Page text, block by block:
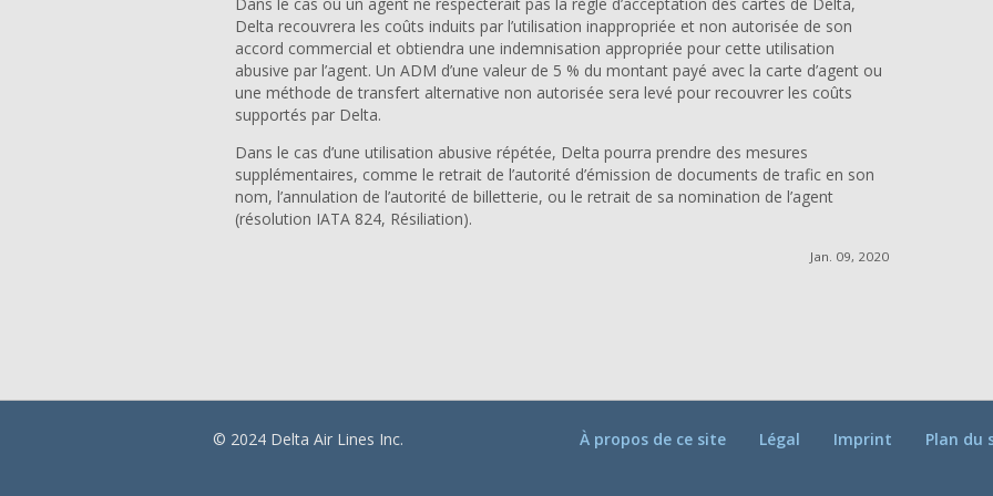
Delta recouvrera les coûts induits par l’utilisation inappropriée et non autorisée de son
accord commercial et obtiendra une indemnisation appropriée pour cette utilisation
abusive par l’agent. Un ADM d’une valeur de 5 % du montant payé avec la carte d’agent ou
une méthode de transfert alternative non autorisée sera levé pour recouvrer les coûts
supportés par Delta.
Dans le cas d’une utilisation abusive répétée, Delta pourra prendre des mesures
supplémentaires, comme le retrait de l’autorité d’émission de documents de trafic en son
nom, l’annulation de l’autorité de billetterie, ou le retrait de sa nomination de l’agent
(résolution IATA 824, Résiliation).
Jan. 09, 2020
© 2024 Delta Air Lines Inc. À propos de ce site Légal Imprint Plan du